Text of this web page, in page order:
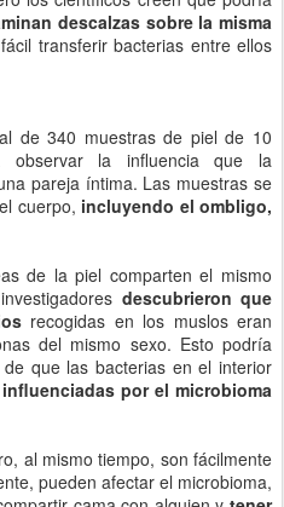
descalzas sobre la misma
transferir bacterias entre ellos
de 340 muestras de piel de 10
observar la influencia que la
pareja íntima. Las muestras se
cuerpo, incluyendo el ombligo,
de la piel comparten el mismo
descubrieron que
recogidas en los muslos eran
del mismo sexo. Esto podría
que las bacterias en el interior
influenciadas por el microbioma
al mismo tiempo, son fácilmente
pueden afectar el microbioma,